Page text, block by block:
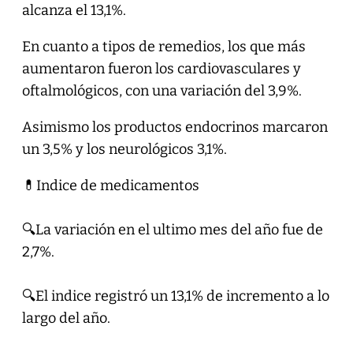
alcanza el 13,1%.
En cuanto a tipos de remedios, los que más
aumentaron fueron los cardiovasculares y
oftalmológicos, con una variación del 3,9%.
Asimismo los productos endocrinos marcaron
un 3,5% y los neurológicos 3,1%.
💊Indice de medicamentos
🔍La variación en el ultimo mes del año fue de
2,7%.
🔍El indice registró un 13,1% de incremento a lo
largo del año.